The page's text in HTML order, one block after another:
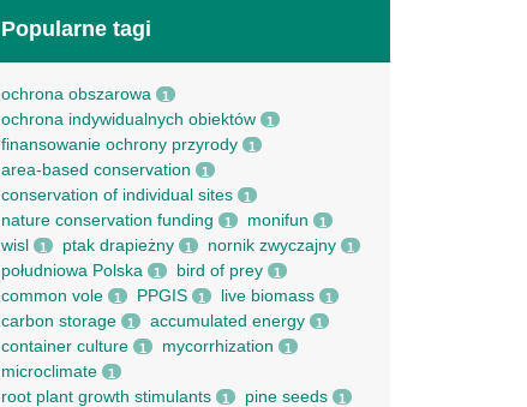
Popularne tagi
ochrona obszarowa 1
ochrona indywidualnych obiektów 1
finansowanie ochrony przyrody 1
area-based conservation 1
conservation of individual sites 1
nature conservation funding 1 monifun 1
wisl 1 ptak drapieżny 1 nornik zwyczajny 1
południowa Polska 1 bird of prey 1
common vole 1 PPGIS 1 live biomass 1
carbon storage 1 accumulated energy 1
container culture 1 mycorrhization 1
microclimate 1
root рlant growth stimulants 1 pine seeds 1